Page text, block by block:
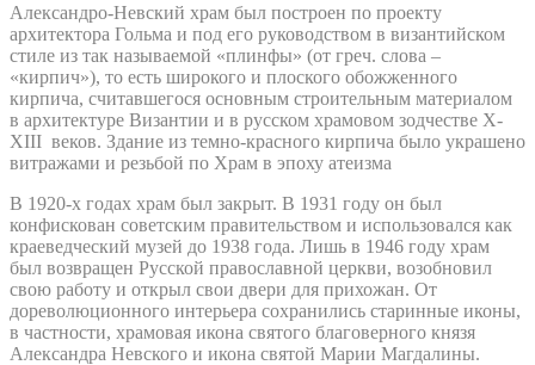
Александро-Невский храм был построен по проекту
архитектора Гольма и под его руководством в византийском
стиле из так называемой «плинфы» (от греч. слова –
«кирпич»), то есть широкого и плоского обожженного
кирпича, считавшегося основным строительным материалом
в архитектуре Византии и в русском храмовом зодчестве X-
XIII веков. Здание из темно-красного кирпича было украшено
витражами и резьбой по Храм в эпоху атеизма
В 1920-х годах храм был закрыт. В 1931 году он был
конфискован советским правительством и использовался как
краеведческий музей до 1938 года. Лишь в 1946 году храм
был возвращен Русской православной церкви, возобновил
свою работу и открыл свои двери для прихожан. От
дореволюционного интерьера сохранились старинные иконы,
в частности, храмовая икона святого благоверного князя
Александра Невского и икона святой Марии Магдалины.